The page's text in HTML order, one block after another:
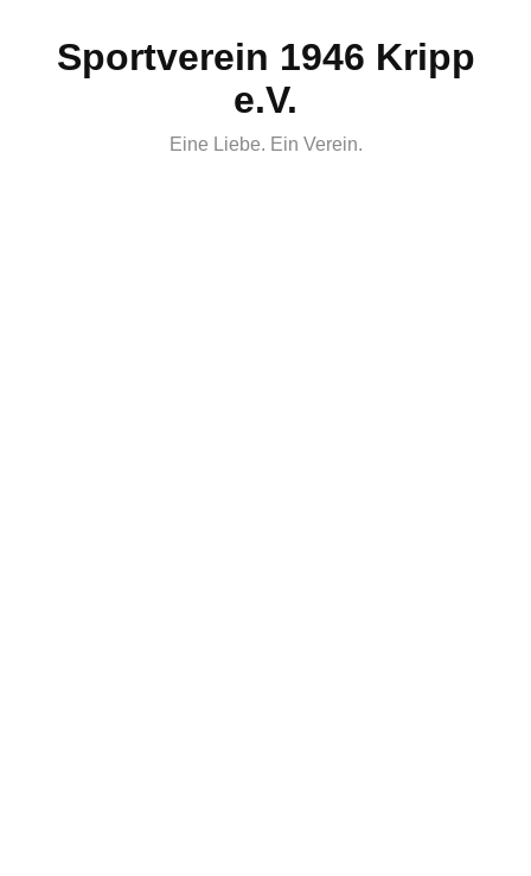
Sportverein 1946 Kripp
e.V.
Eine Liebe. Ein Verein.